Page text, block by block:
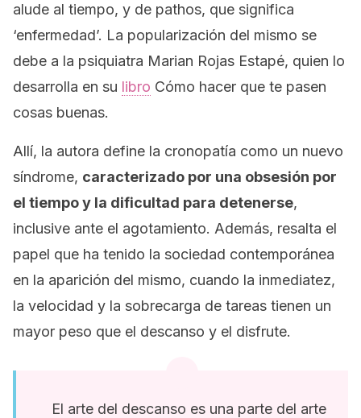
alude al tiempo, y de pathos, que significa
‘enfermedad’. La popularización del mismo se
debe a la psiquiatra Marian Rojas Estapé, quien lo
desarrolla en su libro Cómo hacer que te pasen
cosas buenas.
Allí, la autora define la cronopatía como un nuevo
síndrome, caracterizado por una obsesión por
el tiempo y la dificultad para detenerse,
inclusive ante el agotamiento. Además, resalta el
papel que ha tenido la sociedad contemporánea
en la aparición del mismo, cuando la inmediatez,
la velocidad y la sobrecarga de tareas tienen un
mayor peso que el descanso y el disfrute.
El arte del descanso es una parte del arte